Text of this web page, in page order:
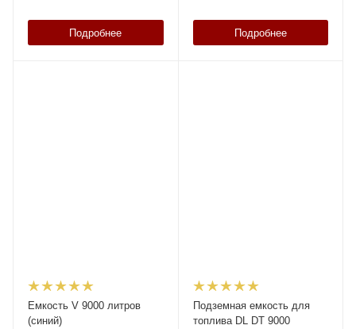
Подробнее Подробнее
Емкость V 9000 литров
(синий)
Подземная емкость для
топлива DL DT 9000